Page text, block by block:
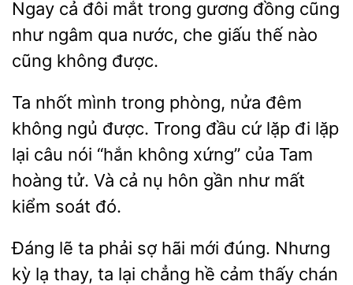
Ngay cả đôi mắt trong gương đồng cũng
như ngâm qua nước, che giấu thế nào
cũng
Ta
mình trong phòng, nửa đêm
ngủ được. Trong đầu cứ lặp
lặp
lại câu nói “hắn không xứng” của Tam
hoàng tử. Và cả nụ hôn gần như mất
kiểm soát đó.
Đáng lẽ ta phải sợ hãi mới đúng. Nhưng
kỳ lạ thay,
lại chẳng hề cảm thấy chán